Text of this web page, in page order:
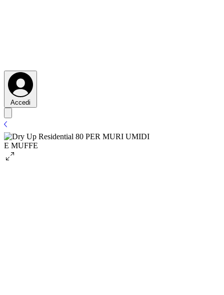
Accedi